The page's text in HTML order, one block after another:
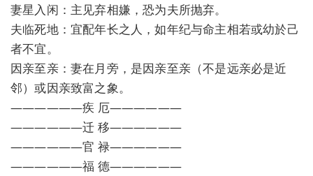
妻星入闲：主见弃相嫌，恐为夫所抛弃。
夫临死地：宜配年长之人，如年纪与命主相若或幼於己
者不宜。
因亲至亲：妻在月旁，是因亲至亲（不是远亲必是近
邻）或因亲致富之象。
——————疾 厄——————
——————迁 移——————
——————官 禄——————
——————福 德——————